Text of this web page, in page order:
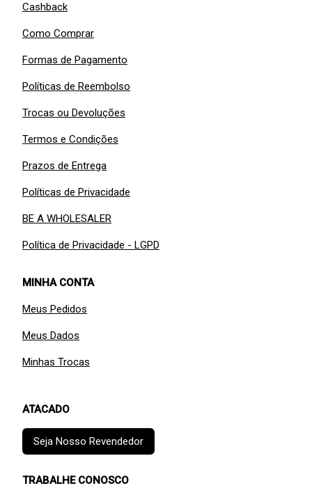
Cashback
Como Comprar
Formas de Pagamento
Políticas de Reembolso
Trocas ou Devoluções
Termos e Condições
Prazos de Entrega
Políticas de Privacidade
BE A WHOLESALER
Política de Privacidade - LGPD
MINHA CONTA
Meus Pedidos
Meus Dados
Minhas Trocas
ATACADO
Seja Nosso Revendedor
TRABALHE CONOSCO